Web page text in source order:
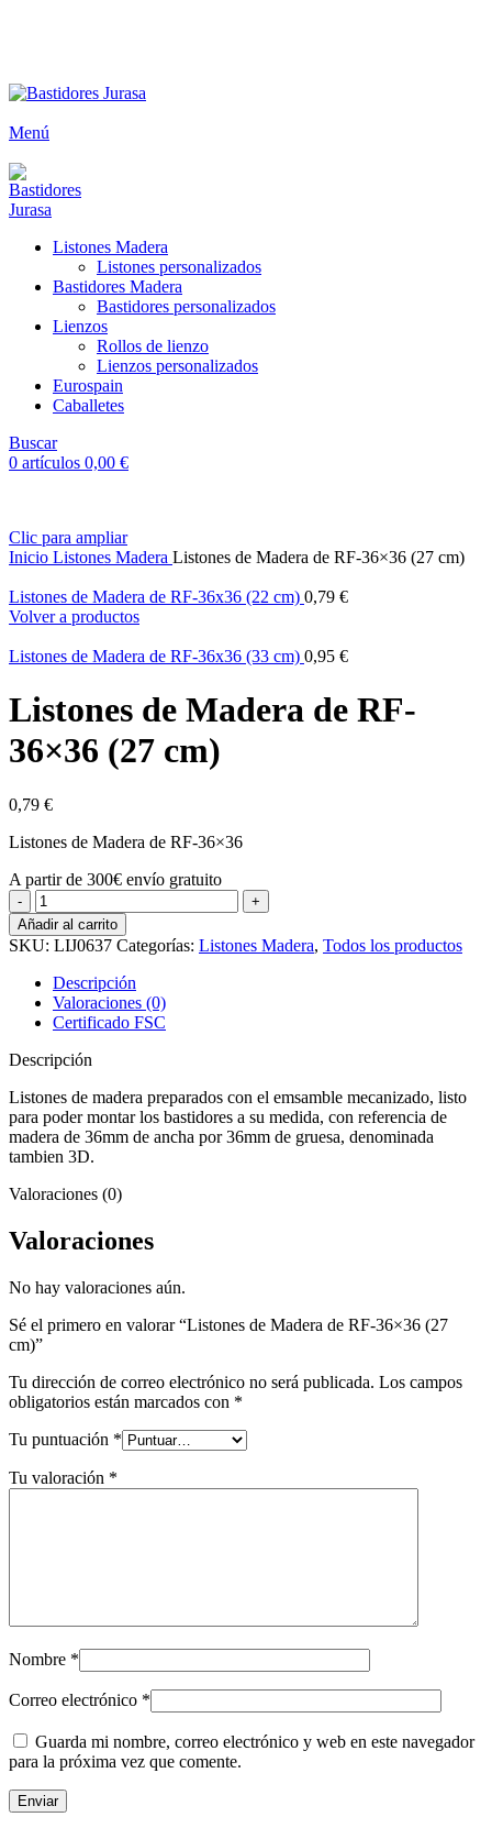
Menú
Listones Madera
Listones personalizados
Bastidores Madera
Bastidores personalizados
Lienzos
Rollos de lienzo
Lienzos personalizados
Eurospain
Caballetes
Buscar
0 artículos 0,00 €
Clic para ampliar
Inicio Listones Madera Listones de Madera de RF-36×36 (27 cm)
Listones de Madera de RF-36x36 (22 cm) 0,79 €
Volver a productos
Listones de Madera de RF-36x36 (33 cm) 0,95 €
Listones de Madera de RF-
36×36 (27 cm)
0,79 €
Listones de Madera de RF-36×36
A partir de 300€ envío gratuito
Listones
de
Madera
de
RF-
36x36
(27
cm)
cantidad
Añadir al carrito
SKU: LIJ0637 Categorías: Listones Madera, Todos los productos
Descripción
Valoraciones (0)
Certificado FSC
Descripción
Listones de madera preparados con el emsamble mecanizado, listo
para poder montar los bastidores a su medida, con referencia de
madera de 36mm de ancha por 36mm de gruesa, denominada
tambien 3D.
Valoraciones (0)
Valoraciones
No hay valoraciones aún.
Sé el primero en valorar “Listones de Madera de RF-36×36 (27
cm)”
Tu dirección de correo electrónico no será publicada. Los campos
obligatorios están marcados con *
Tu puntuación *
Tu valoración *
Nombre *
Correo electrónico *
Guarda mi nombre, correo electrónico y web en este navegador
para la próxima vez que comente.